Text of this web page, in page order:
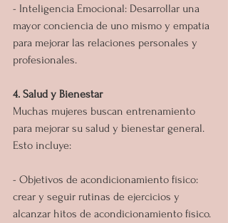
- Inteligencia Emocional: Desarrollar una
mayor conciencia de uno mismo y empatía
para mejorar las relaciones personales y
profesionales.
4. Salud y Bienestar
Muchas mujeres buscan entrenamiento
para mejorar su salud y bienestar general.
Esto incluye:
- Objetivos de acondicionamiento físico:
crear y seguir rutinas de ejercicios y
alcanzar hitos de acondicionamiento físico.